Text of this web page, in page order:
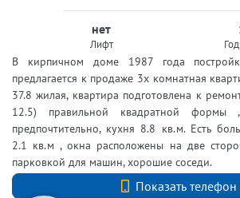
нет
Лифт
В кирпичном доме 1987 года
предлагается к продаже 3х комнатная
37.8 жилая, квартира подготовлена к
12.5) правильной квадратной
предпочтительно, кухня 8.8 кв.м. Есть
2.1 кв.м , окна расположены на две
парковкой для машин, хорошие соседи.
Показать телефон
+7 (812) 740-70-40